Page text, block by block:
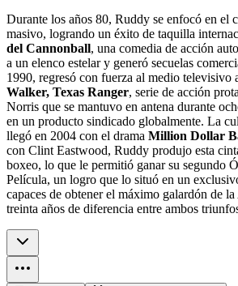
Durante los años 80, Ruddy se enfocó en el
masivo, logrando un éxito de taquilla
del Cannonball, una comedia de acción
a un elenco estelar y generó secuelas
1990, regresó con fuerza al medio televisivo
Walker, Texas Ranger, serie de acción
Norris que se mantuvo en antena durante
en un producto sindicado globalmente. La
llegó en 2004 con el drama Million Dollar
con Clint Eastwood, Ruddy produjo esta
boxeo, lo que le permitió ganar su segundo
Película, un logro que lo situó en un
capaces de obtener el máximo galardón de
treinta años de diferencia entre ambos